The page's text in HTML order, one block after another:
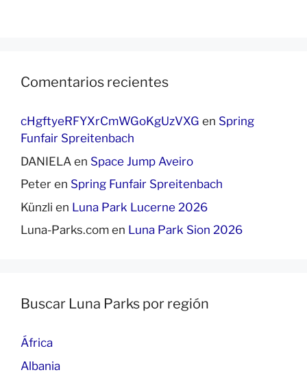
Comentarios recientes
cHgftyeRFYXrCmWGoKgUzVXG en Spring
Funfair Spreitenbach
DANIELA en Space Jump Aveiro
Peter en Spring Funfair Spreitenbach
Künzli en Luna Park Lucerne 2026
Luna-Parks.com en Luna Park Sion 2026
Buscar Luna Parks por región
África
Albania